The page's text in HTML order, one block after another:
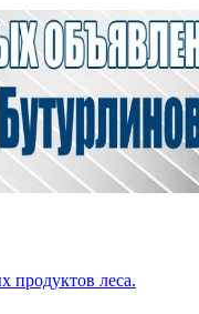
продуктов леса.